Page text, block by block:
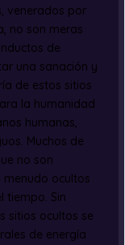
venerados por
no son meras
de
una sanación y
de estos sitios
la humanidad
humanas,
Muchos de
no son
menudo ocultos
tiempo. Sin
sitios ocultos se
de energía